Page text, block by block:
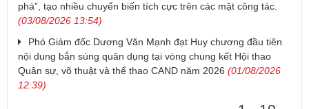
phá”, tạo nhiều chuyển biến tích cực trên các mặt công tác.
(03/08/2026 13:54)
Phó Giám đốc Dương Văn Mạnh đạt Huy chương đầu tiên
nội dung bắn súng quân dụng tại vòng chung kết Hội thao
Quân sự, võ thuật và thể thao CAND năm 2026 (01/08/2026
12:39)